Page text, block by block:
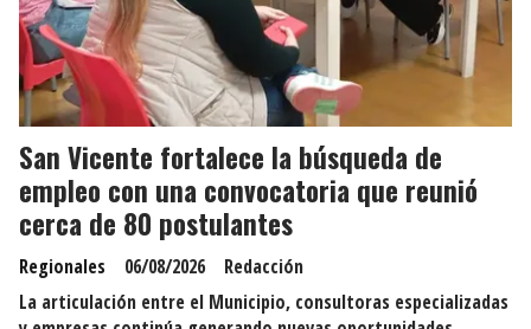
San Vicente fortalece la búsqueda de
empleo con una convocatoria que reunió
cerca de 80 postulantes
Redacción
Regionales
06/08/2026
La articulación entre el Municipio, consultoras especializadas